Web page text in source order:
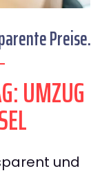
Preise.
UMZUG
und